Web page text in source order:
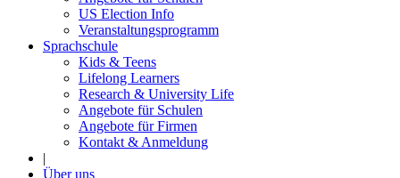
US Election Info
Veranstaltungsprogramm
Sprachschule
Kids & Teens
Lifelong Learners
Research & University Life
Angebote für Schulen
Angebote für Firmen
Kontakt & Anmeldung
|
Über uns